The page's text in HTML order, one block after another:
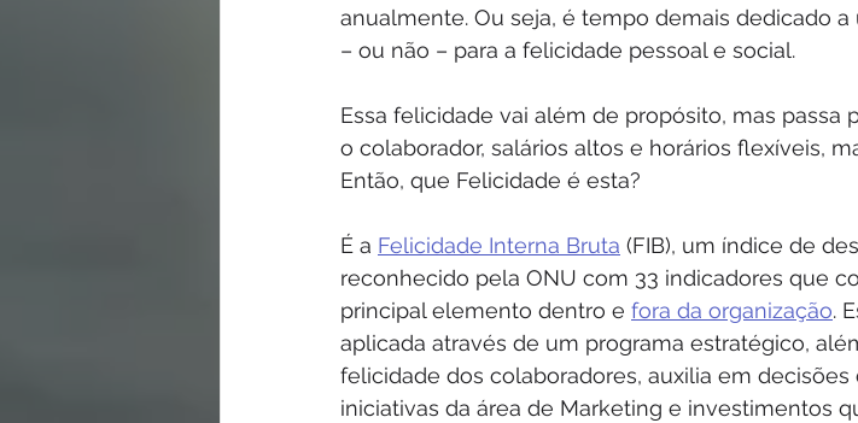
anualmente. Ou seja, é tempo demais dedicado
– ou não – para a felicidade pessoal e social.
Essa felicidade vai além de propósito, mas passa
o colaborador, salários altos e horários flexíveis,
Então, que Felicidade é esta?
É a Felicidade Interna Bruta (FIB), um índice de
reconhecido pela ONU com 33 indicadores que
principal elemento dentro e fora da organização.
aplicada através de um programa estratégico,
felicidade dos colaboradores, auxilia em decisões
iniciativas da área de Marketing e investimentos